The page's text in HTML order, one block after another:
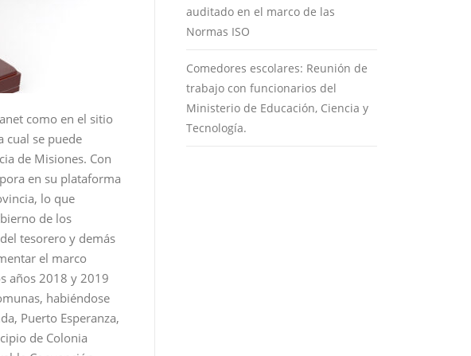
como en el sitio
cual se puede
de Misiones. Con
en su plataforma
lo que
de los
tesorero y demás
el marco
años 2018 y 2019
habiéndose
Puerto Esperanza,
de Colonia
auditado en el marco de las
Normas ISO
Comedores escolares: Reunión de
trabajo con funcionarios del
Ministerio de Educación, Ciencia y
Tecnología.